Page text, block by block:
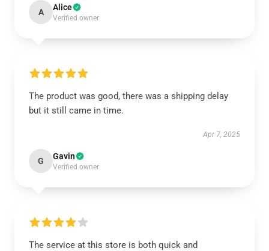
A Alice
Verified owner
The product was good, there was a shipping delay
but it still came in time.
Apr 7, 2025
G Gavin
Verified owner
The service at this store is both quick and